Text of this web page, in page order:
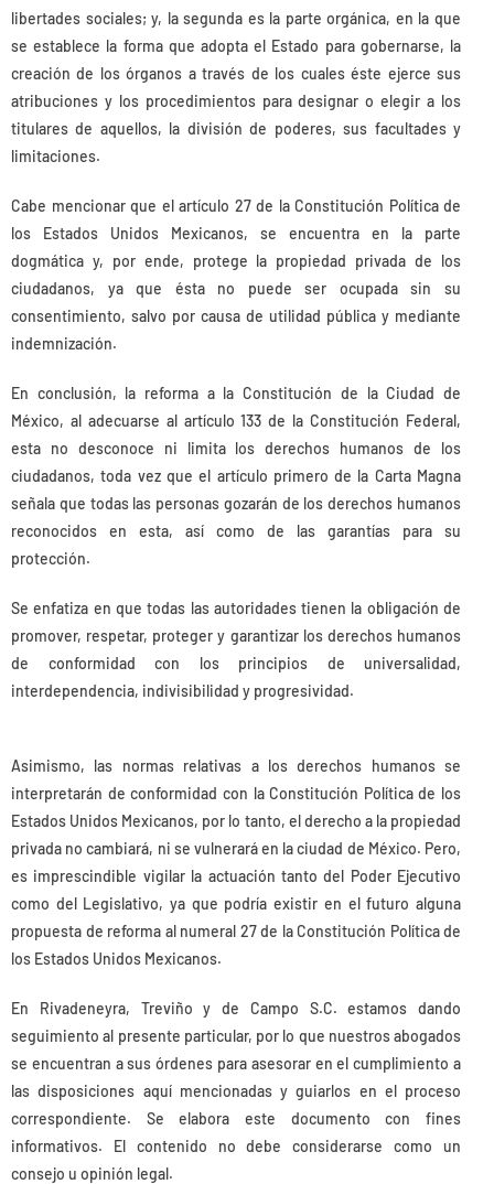
libertades sociales; y, la segunda es la parte orgánica, en la que
se establece la forma que adopta el Estado para gobernarse, la
creación de los órganos a través de los cuales éste ejerce sus
atribuciones y los procedimientos para designar o elegir a los
titulares de aquellos, la división de poderes, sus facultades y
limitaciones.
Cabe mencionar que el artículo 27 de la Constitución Política de
los Estados Unidos Mexicanos, se encuentra en la parte
dogmática y, por ende, protege la propiedad privada de los
ciudadanos, ya que ésta no puede ser ocupada sin su
consentimiento, salvo por causa de utilidad pública y mediante
indemnización.
En conclusión, la reforma a la Constitución de la Ciudad de
México, al adecuarse al artículo 133 de la Constitución Federal,
esta no desconoce ni limita los derechos humanos de los
ciudadanos, toda vez que el artículo primero de la Carta Magna
señala que todas las personas gozarán de los derechos humanos
reconocidos en esta, así como de las garantías para su
protección.
Se enfatiza en que todas las autoridades tienen la obligación de
promover, respetar, proteger y garantizar los derechos humanos
de conformidad con los principios de universalidad,
interdependencia, indivisibilidad y progresividad.
Asimismo, las normas relativas a los derechos humanos se
interpretarán de conformidad con la Constitución Política de los
Estados Unidos Mexicanos, por lo tanto, el derecho a la propiedad
privada no cambiará, ni se vulnerará en la ciudad de México. Pero,
es imprescindible vigilar la actuación tanto del Poder Ejecutivo
como del Legislativo, ya que podría existir en el futuro alguna
propuesta de reforma al numeral 27 de la Constitución Política de
los Estados Unidos Mexicanos.
En Rivadeneyra, Treviño y de Campo S.C. estamos dando
seguimiento al presente particular, por lo que nuestros abogados
se encuentran a sus órdenes para asesorar en el cumplimiento a
las disposiciones aquí mencionadas y guiarlos en el proceso
correspondiente. Se elabora este documento con fines
informativos. El contenido no debe considerarse como un
consejo u opinión legal.